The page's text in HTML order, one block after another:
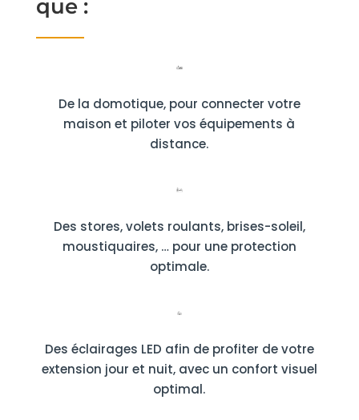
que :
De la domotique, pour connecter votre
maison et piloter vos équipements à
distance.
Des stores, volets roulants, brises-soleil,
moustiquaires, … pour une protection
optimale.
Des éclairages LED afin de profiter de votre
extension jour et nuit, avec un confort visuel
optimal.